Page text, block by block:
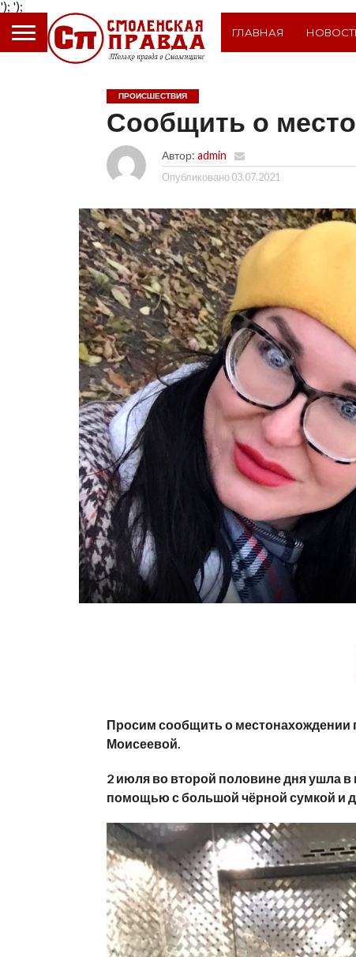
');
ГЛАВНАЯ
ПРОИСШЕСТВИЯ
Сообщить о
Автор: admin
Опубликовано 03.07.2021
Просим сообщить о местонахождении
Моисеевой.
2 июля во второй половине дня ушла
помощью с большой чёрной сумкой и
');